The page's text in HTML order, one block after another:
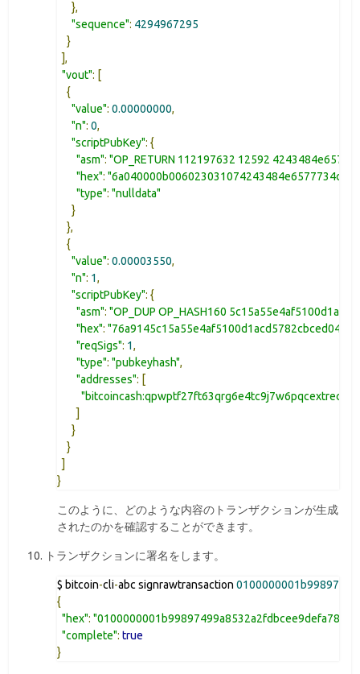
},
"sequence": 4294967295
}
],
"vout": [
{
"value": 0.00000000,
"n": 0,
"scriptPubKey": {
"asm": "OP_RETURN 112197632 12592
"hex":
"type": "nulldata"
}
},
{
"value": 0.00003550,
"n": 1,
"scriptPubKey": {
"asm": "OP_DUP OP_HASH160
"hex":
"reqSigs": 1,
"type": "pubkeyhash",
"addresses": [
]
}
}
]
}
このように、どのような内容のトランザクションが生成
されたのかを確認することができます。
トランザクションに署名をします。
$ bitcoin-cli-abc signrawtransaction
{
"hex":
"complete": true
}